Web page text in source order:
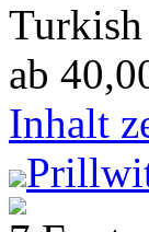
Turkish
ab
Inhalt